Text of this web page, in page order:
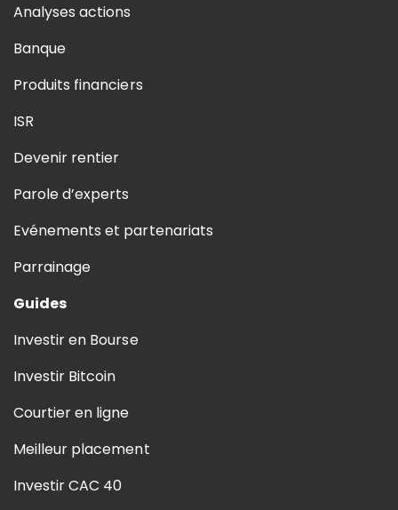
Analyses actions
Banque
Produits financiers
ISR
Devenir rentier
Parole d’experts
Evénements et partenariats
Parrainage
Guides
Investir en Bourse
Investir Bitcoin
Courtier en ligne
Meilleur placement
Investir CAC 40